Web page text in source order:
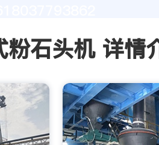
粉石头机 详情